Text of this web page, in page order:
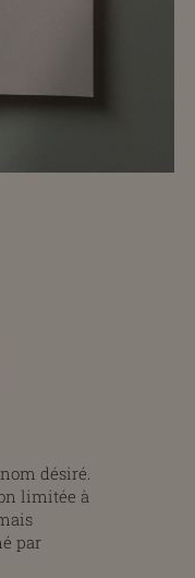
désiré.
limitée à
par